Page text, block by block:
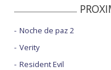
Noche de paz 2
Verity
Resident Evil